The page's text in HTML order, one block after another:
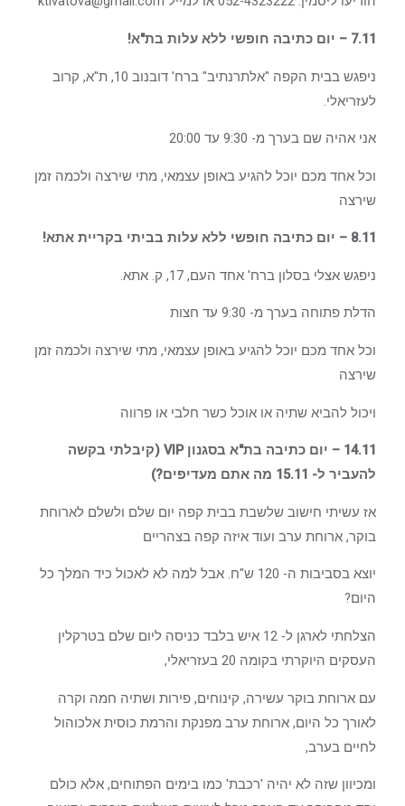
7.11 – יום כתיבה חופשי ללא עלות בת"א!
ניפגש בבית הקפה "אלתרנתיב" ברח' דובנוב 10, ת"א, קרוב
לעזריאלי.
אני אהיה שם בערך מ- 9:30 עד 20:00
וכל אחד מכם יוכל להגיע באופן עצמאי, מתי שירצה ולכמה זמן
שירצה
8.11 – יום כתיבה חופשי ללא עלות בביתי בקריית אתא!
ניפגש אצלי בסלון ברח' אחד העם, 17, ק. אתא.
הדלת פתוחה בערך מ- 9:30 עד חצות
וכל אחד מכם יוכל להגיע באופן עצמאי, מתי שירצה ולכמה זמן
שירצה
ויכול להביא שתיה או אוכל כשר חלבי או פרווה
14.11 – יום כתיבה בת"א בסגנון VIP (קיבלתי בקשה
להעביר ל- 15.11 מה אתם מעדיפים?)
אז עשיתי חישוב שלשבת בבית קפה יום שלם ולשלם לארוחת
בוקר, ארוחת ערב ועוד איזה קפה בצהריים
יוצא בסביבות ה- 120 ש"ח. אבל למה לא לאכול כיד המלך כל
היום?
הצלחתי לארגן ל- 12 איש בלבד כניסה ליום שלם בטרקלין
העסקים היוקרתי בקומה 20 בעזריאלי,
עם ארוחת בוקר עשירה, קינוחים, פירות ושתיה חמה וקרה
לאורך כל היום, ארוחת ערב מפנקת והרמת כוסית אלכוהול
לחיים בערב,
ומכיוון שזה לא יהיה 'רכבת' כמו בימים הפתוחים, אלא כולם